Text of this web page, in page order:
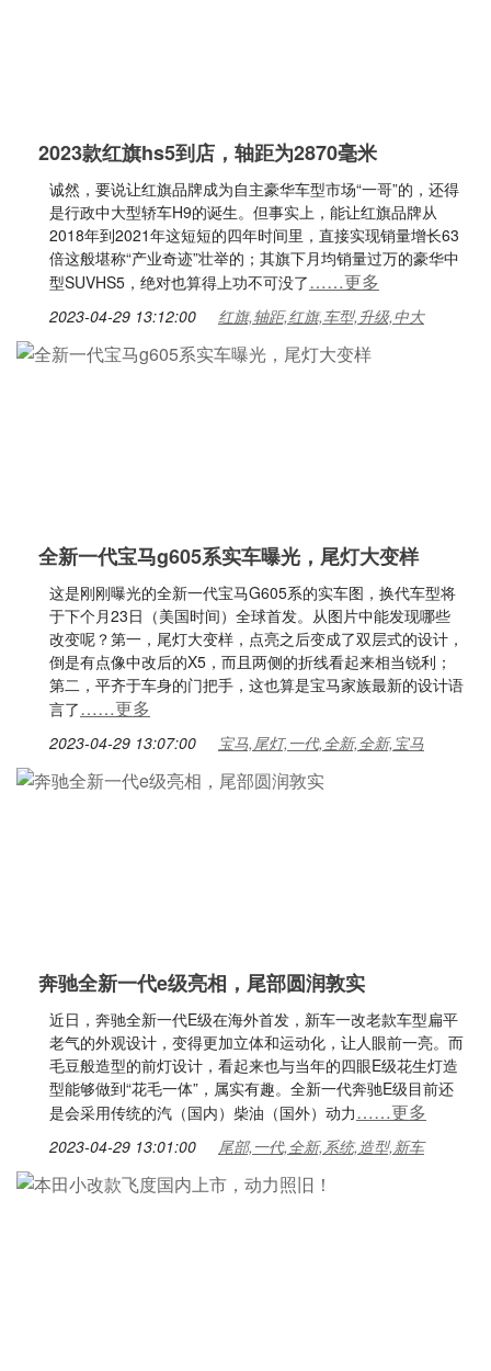
2023款红旗hs5到店，轴距为2870毫米
诚然，要说让红旗品牌成为自主豪华车型市场“一哥”的，还得
是行政中大型轿车H9的诞生。但事实上，能让红旗品牌从
2018年到2021年这短短的四年时间里，直接实现销量增长63
倍这般堪称“产业奇迹”壮举的；其旗下月均销量过万的豪华中
型SUVHS5，绝对也算得上功不可没了……更多
2023-04-29 13:12:00 红旗,轴距,红旗,车型,升级,中大
全新一代宝马g605系实车曝光，尾灯大变样
这是刚刚曝光的全新一代宝马G605系的实车图，换代车型将
于下个月23日（美国时间）全球首发。从图片中能发现哪些
改变呢？第一，尾灯大变样，点亮之后变成了双层式的设计，
倒是有点像中改后的X5，而且两侧的折线看起来相当锐利；
第二，平齐于车身的门把手，这也算是宝马家族最新的设计语
言了……更多
2023-04-29 13:07:00 宝马,尾灯,一代,全新,全新,宝马
奔驰全新一代e级亮相，尾部圆润敦实
近日，奔驰全新一代E级在海外首发，新车一改老款车型扁平
老气的外观设计，变得更加立体和运动化，让人眼前一亮。而
毛豆般造型的前灯设计，看起来也与当年的四眼E级花生灯造
型能够做到“花毛一体”，属实有趣。全新一代奔驰E级目前还
是会采用传统的汽（国内）柴油（国外）动力……更多
2023-04-29 13:01:00 尾部,一代,全新,系统,造型,新车